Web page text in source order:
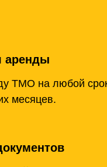
аренды
ТМО на любой
месяцев.